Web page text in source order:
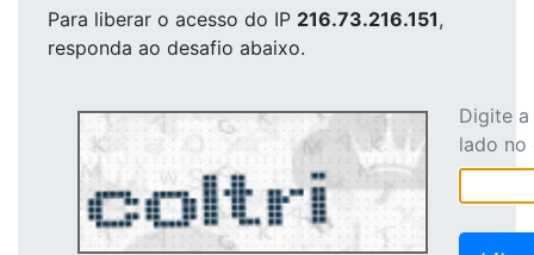
Para liberar o acesso do IP 216.73.216.151,
responda ao desafio abaixo.
Digite
lado no